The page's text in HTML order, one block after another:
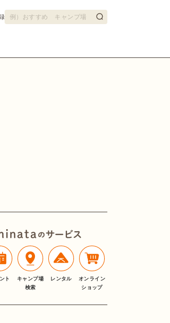
ト
キャンプ場
検索
レンタル
オンライン
ショップ